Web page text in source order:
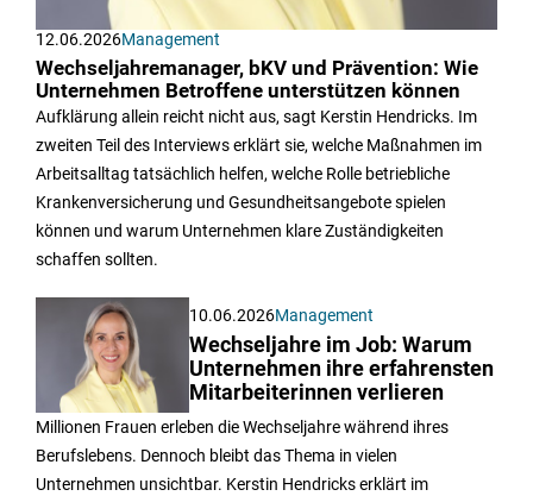
12.06.2026Management
Wechseljahremanager, bKV und Prävention: Wie
Unternehmen Betroffene unterstützen können
Aufklärung allein reicht nicht aus, sagt Kerstin Hendricks. Im
zweiten Teil des Interviews erklärt sie, welche Maßnahmen im
Arbeitsalltag tatsächlich helfen, welche Rolle betriebliche
Krankenversicherung und Gesundheitsangebote spielen
können und warum Unternehmen klare Zuständigkeiten
schaffen sollten.
10.06.2026Management
Wechseljahre im Job: Warum
Unternehmen ihre erfahrensten
Mitarbeiterinnen verlieren
Millionen Frauen erleben die Wechseljahre während ihres
Berufslebens. Dennoch bleibt das Thema in vielen
Unternehmen unsichtbar. Kerstin Hendricks erklärt im